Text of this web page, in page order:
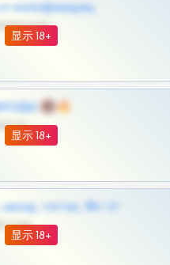
显示 18+
и онлифанщиц
@MILKPRIVATES39BOT
显示 18+
🔞🔥
@OPLATAPODPSK1BOT
显示 18+
теток, 18+ тг
@DARK15FLOWSBOT